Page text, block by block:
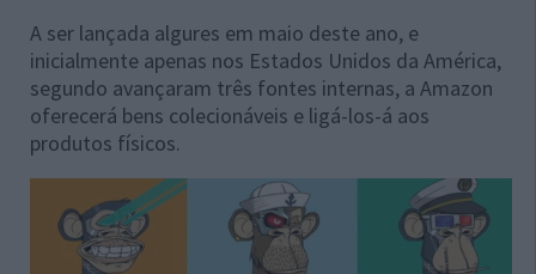
A ser lançada algures em maio deste ano, e
inicialmente apenas nos Estados Unidos da América,
segundo avançaram três fontes internas, a Amazon
oferecerá bens colecionáveis e ligá-los-á aos
produtos físicos.